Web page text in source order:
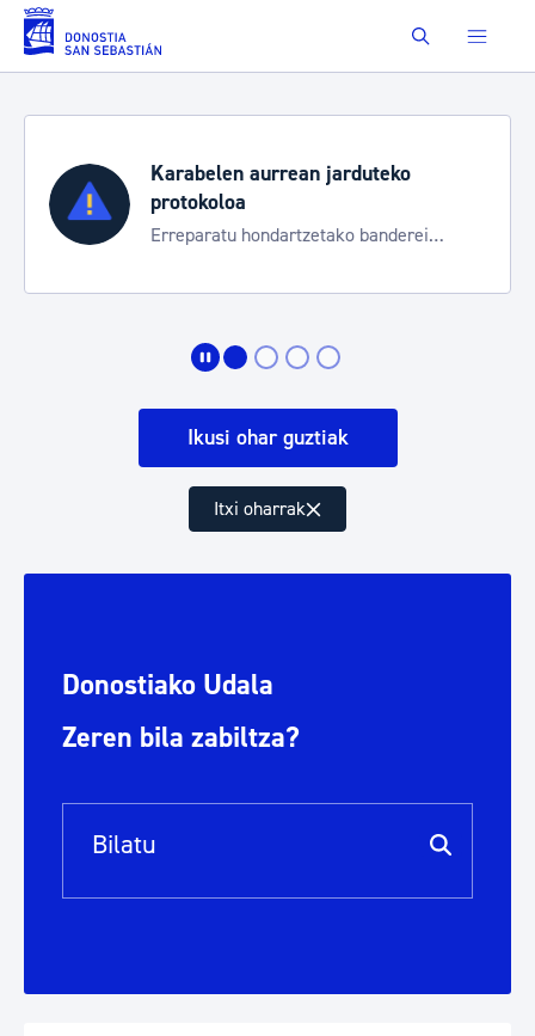
Eduki nagusira joan Buscar
Aste Nagusia 2026
Trafiko mozketak eta
bereziak
Ikusi ohar guztiak
Itxi oharrak
Donostiako Udala
Zeren bila zabiltza?
Bilaketa barra